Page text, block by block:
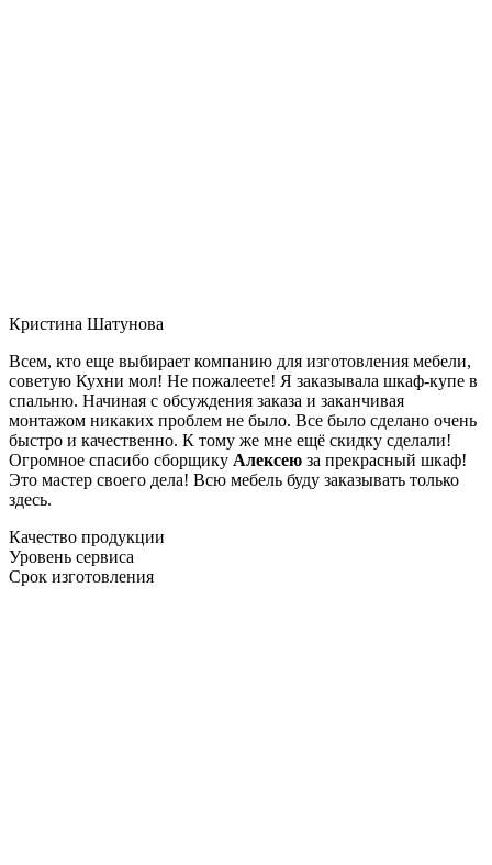
Кристина Шатунова
Всем, кто еще выбирает компанию для изготовления мебели,
советую Кухни мол! Не пожалеете! Я заказывала шкаф-купе в
спальню. Начиная с обсуждения заказа и заканчивая
монтажом никаких проблем не было. Все было сделано очень
быстро и качественно. К тому же мне ещё скидку сделали!
Огромное спасибо сборщику Алексею за прекрасный шкаф!
Это мастер своего дела! Всю мебель буду заказывать только
здесь.
Качество продукции
Уровень сервиса
Срок изготовления